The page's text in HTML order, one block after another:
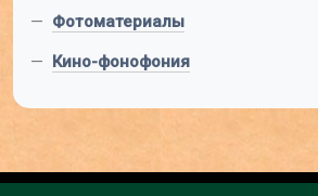
— Фотоматериалы
— Кино-фонофония